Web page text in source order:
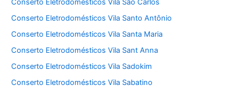
Conserto Eletrodomésticos Vila São Carlos
Conserto Eletrodomésticos Vila Santo Antônio
Conserto Eletrodomésticos Vila Santa Maria
Conserto Eletrodomésticos Vila Sant Anna
Conserto Eletrodomésticos Vila Sadokim
Conserto Eletrodomésticos Vila Sabatino